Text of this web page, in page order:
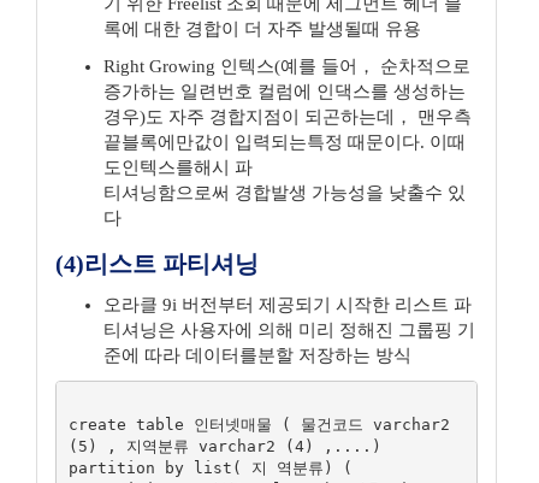
록에 대한 경합이 더 자주 발생될때 유용
Right Growing 인텍스(예를 들어， 순차적으로
증가하는 일련번호 컬럼에 인댁스를 생성하는
경우)도 자주 경합지점이 되곤하는데， 맨우측
끝블록에만값이 입력되는특정 때문이다. 이때
도인텍스를해시 파
티셔닝함으로써 경합발생 가능성을 낮출수 있
다
(4)리스트 파티셔닝
오라클 9i 버전부터 제공되기 시작한 리스트 파
티셔닝은 사용자에 의해 미리 정해진 그룹핑 기
준에 따라 데이터를분할 저장하는 방식
create table 인터넷매물 ( 물건코드 varchar2
(5) , 지역분류 varchar2 (4) ,....)
partition by list( 지 역분류) (